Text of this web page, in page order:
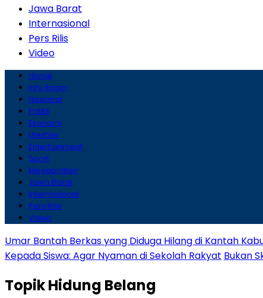
Jawa Barat
Internasional
Pers Rilis
Video
Home
Info Bogor
Nasional
Politik
Ekonomi
Lifestyle
Entertainment
Sport
Megapolitan
Jawa Barat
Internasional
Pers Rilis
Video
Umar Bantah Berkas yang Diduga Hilang di Kantah
Kepada Siswa: Agar Nyaman di Sekolah Rakyat Bukan
TopikHidung Belang